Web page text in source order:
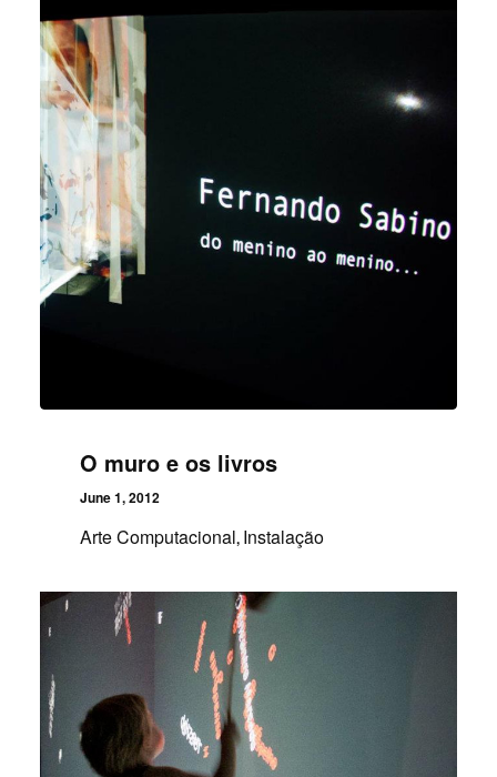
O muro e os livros
June 1, 2012
Arte Computacional, Instalação